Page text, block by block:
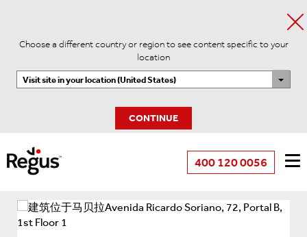
Choose a different country or region to see content specific to your
location
Visit site in your location (United States)
CONTINUE
400 120 0056